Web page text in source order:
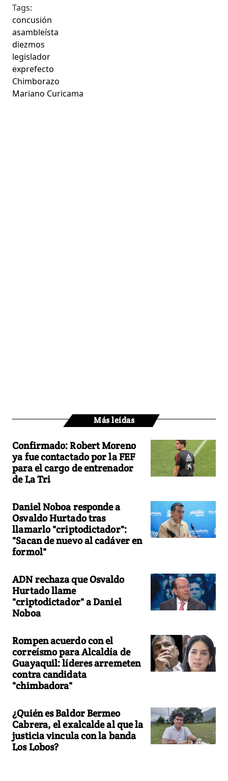
Tags:
concusión
asambleísta
diezmos
legislador
exprefecto
Chimborazo
Mariano Curicama
Más leídas
Confirmado: Robert Moreno
ya fue contactado por la FEF
para el cargo de entrenador
de La Tri
Daniel Noboa responde a
Osvaldo Hurtado tras
llamarlo "criptodictador":
"Sacan de nuevo al cadáver en
formol"
ADN rechaza que Osvaldo
Hurtado llame
"criptodictador" a Daniel
Noboa
Rompen acuerdo con el
correísmo para Alcaldía de
Guayaquil: líderes arremeten
contra candidata
"chimbadora"
¿Quién es Baldor Bermeo
Cabrera, el exalcalde al que la
justicia vincula con la banda
Los Lobos?